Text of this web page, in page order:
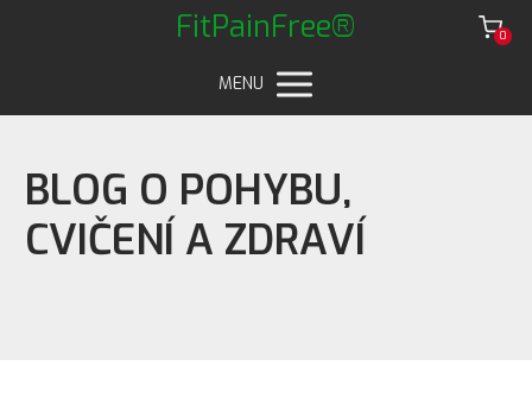
FitPainFree® 0
MENU
BLOG O POHYBU,
CVIČENÍ A ZDRAVÍ